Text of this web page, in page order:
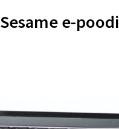
Sesame e-poodi